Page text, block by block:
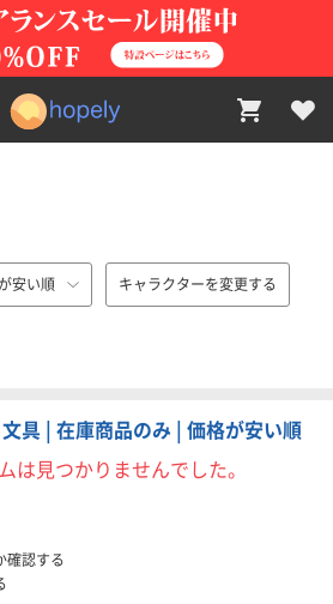
安い順 キャラクターを変更する
具 | 在庫商品のみ | 価格が安い順
は見つかりませんでした。
確認する